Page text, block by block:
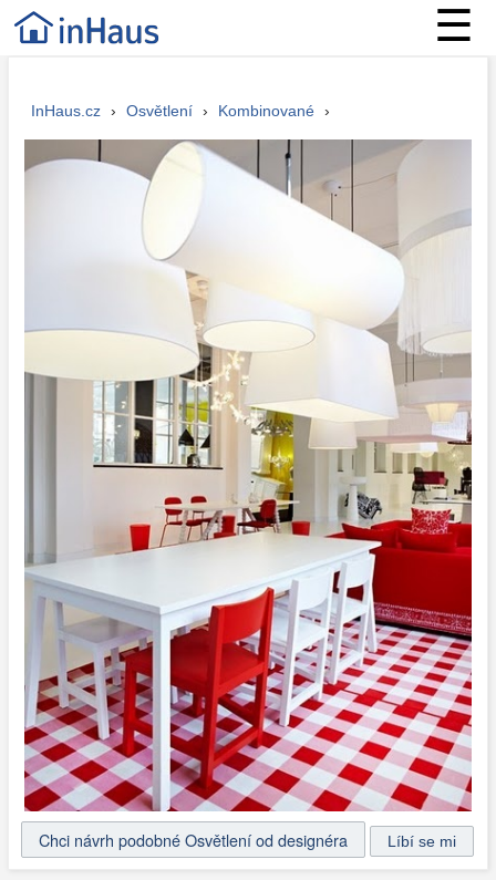
☰
InHaus.cz › Osvětlení › Kombinované ›
Chci návrh podobné Osvětlení od designéra